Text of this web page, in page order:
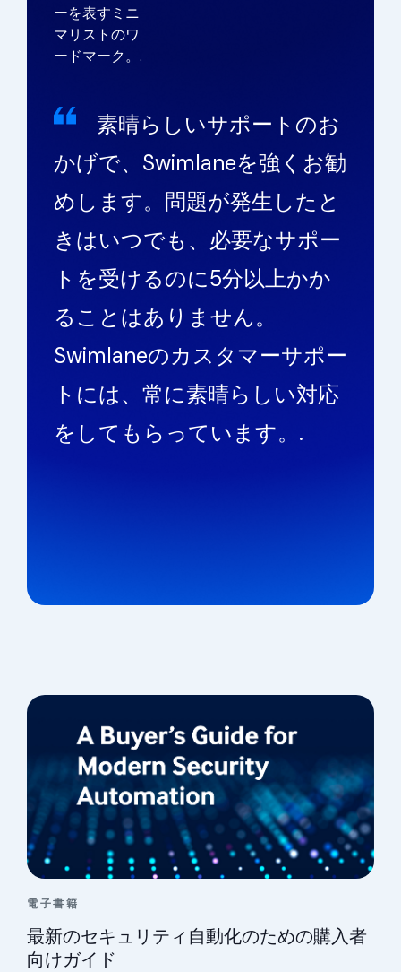
素晴らしいサポートのお
かげで、Swimlaneを強くお勧
めします。問題が発生したと
きはいつでも、必要なサポー
トを受けるのに5分以上かか
ることはありません。
Swimlaneのカスタマーサポー
トには、常に素晴らしい対応
をしてもらっています。.
マイク・シュナイダー
CERTマネージャー/シニアセキュリティアナリスト
電子書籍
最新のセキュリティ自動化のための購入者
向けガイド